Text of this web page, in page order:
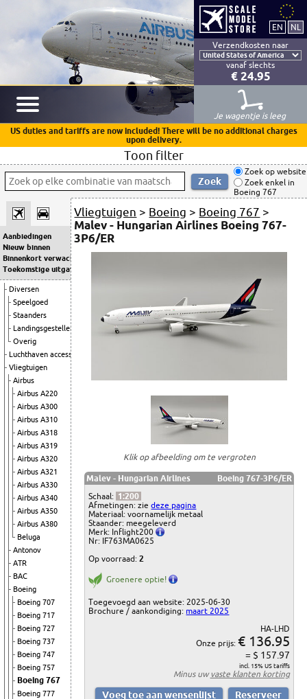
Verzendkosten naar
vanaf slechts
€ 24.95
Je wagentje is leeg
US duties and tariffs are now included! There will be no additional charges
upon delivery.
Toon filter
Zoek op website
Zoek enkel in
Boeing 767
Aanbiedingen
Nieuw binnen
Binnenkort verwacht
Toekomstige uitgaven
Diversen
Speelgoed
Staanders
Landingsgestellen
Overig
Luchthaven accessoires
Vliegtuigen
Airbus
Airbus A220
Airbus A300
Airbus A310
Airbus A318
Airbus A319
Airbus A320
Airbus A321
Airbus A330
Airbus A340
Airbus A350
Airbus A380
Beluga
Antonov
ATR
BAC
Boeing
Boeing 707
Boeing 717
Boeing 727
Boeing 737
Boeing 747
Boeing 757
Boeing 767
Boeing 777
Vliegtuigen > Boeing > Boeing 767 >
Malev - Hungarian Airlines Boeing 767-
3P6/ER
Klik op afbeelding om te vergroten
Malev - Hungarian Airlines
Boeing 767-3P6/ER
Schaal: 1:200
Afmetingen: ziedeze pagina
Materiaal: voornamelijk metaal
Staander: meegeleverd
Merk: Inflight200
Nr: IF763MA0625
Op voorraad:2
Groenere optie!
Toegevoegd aan website: 2025-06-30
Brochure / aankondiging: maart 2025
HA-LHD
Onze prijs: € 136.95
= $ 157.97
incl. 15% US tariffs
Minus uwvaste klanten korting